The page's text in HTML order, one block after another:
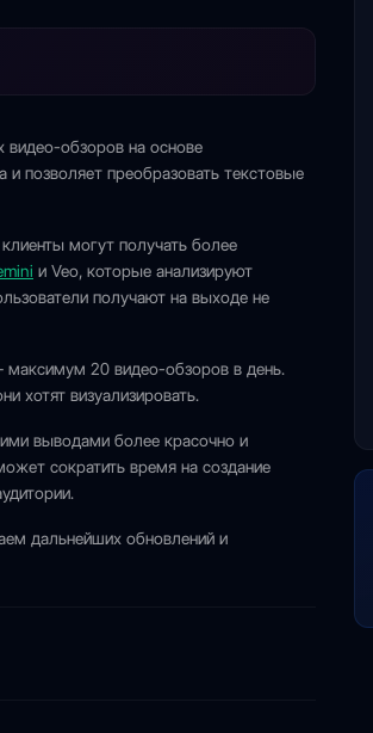
видео-обзоров на основе
позволяет преобразовать текстовые
могут получать более
и Veo, которые анализируют
получают на выходе не
максимум 20 видео-обзоров в день.
хотят визуализировать.
выводами более красочно и
сократить время на создание
дальнейших обновлений и